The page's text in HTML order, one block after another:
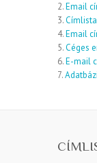
2.Email
3.
4.Email
5.Céges
6.E-mail
7.